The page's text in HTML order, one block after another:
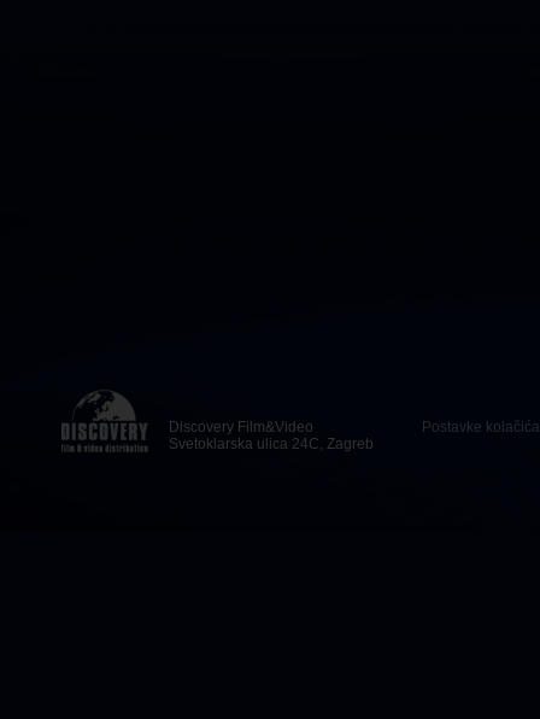
Discovery Film&Video
Svetoklarska ulica 24C, Zagreb
Postavke kolačića